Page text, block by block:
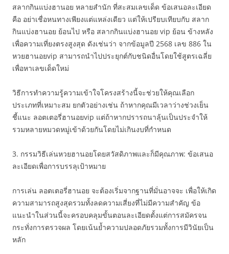
สลากกินแบ่งฮานอย หลายสํานัก ที่สะสมเลขเด็ด ข้อเสนอละเอียด
คือ อย่าเชื่อหนทางเพียงแต่แหล่งเดียว แต่ให้เปรียบเทียบกับ สลาก
กินแบ่งฮานอย ย้อนไป หรือ สลากกินแบ่งฮานอย vip ย้อน ข้างหลัง
เพื่อความเที่ยงตรงสูงสุด ดังเช่นว่า จากข้อมูลปี 2568 เลข 886 ใน
หวยฮานอยvip สามารถนำไปประยุกต์กับชนิดอื่นโดยใช้สูตรเฉลี่ย
เพื่อหาเลขเด็ดใหม่
วิธีการทำความรู้ความเข้าใจโครงสร้างนี้จะช่วยให้คุณเลือก
ประเภทที่เหมาะสม ยกตัวอย่างเช่น ถ้าหากคุณมีเวลาว่างช่วงเย็น
ชี้แนะ ลอตเตอรี่ฮานอยvip แต่ถ้าหากปรารถนาลุ้นเป็นประจำให้
รวมหลายหมวดหมู่เข้าด้วยกันโดยไม่เกินงบที่กำหนด
3. กรรมวิธีเล่นหวยฮานอยโดยสวัสดิภาพและก็มีคุณภาพ: ข้อเสนอ
ละเอียดเพื่อการบรรลุเป้าหมาย
การเล่น ลอตเตอรี่ฮานอย จะต้องเริ่มจากฐานที่มั่นอาจจะ เพื่อให้เกิด
ความสามารถสูงสุดรวมทั้งลดความเสี่ยงที่ไม่มีความสำคัญ ข้อ
แนะนำในส่วนนี้จะครอบคลุมขั้นตอนละเอียดตั้งแต่การสมัครจน
กระทั่งการตรวจผล โดยเน้นย้ำความปลอดภัยรวมทั้งการมีวินัยเป็น
หลัก